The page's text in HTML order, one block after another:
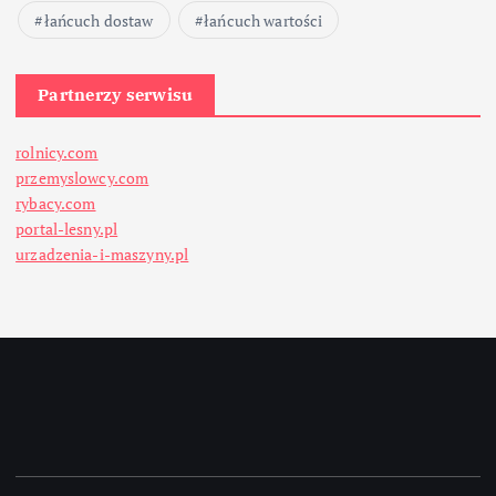
łańcuch dostaw łańcuch wartości
Partnerzy serwisu
rolnicy.com
przemyslowcy.com
rybacy.com
portal-lesny.pl
urzadzenia-i-maszyny.pl